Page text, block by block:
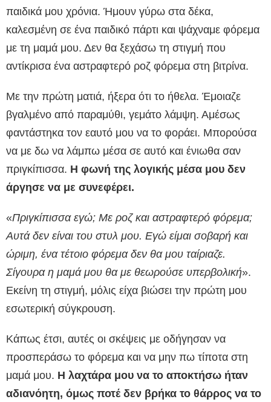
παιδικά μου χρόνια. Ήμουν γύρω στα δέκα,
καλεσμένη σε ένα παιδικό πάρτι και ψάχναμε φόρεμα
με τη μαμά μου. Δεν θα ξεχάσω τη στιγμή που
αντίκρισα ένα αστραφτερό ροζ φόρεμα στη βιτρίνα.
Με την πρώτη ματιά, ήξερα ότι το ήθελα. Έμοιαζε
βγαλμένο από παραμύθι, γεμάτο λάμψη. Αμέσως
φαντάστηκα τον εαυτό μου να το φοράει. Μπορούσα
να με δω να λάμπω μέσα σε αυτό και ένιωθα σαν
πριγκίπισσα. Η φωνή της λογικής μέσα μου δεν
άργησε να με συνεφέρει.
«Πριγκίπισσα εγώ; Με ροζ και αστραφτερό φόρεμα;
Αυτά δεν είναι του στυλ μου. Εγώ είμαι σοβαρή και
ώριμη, ένα τέτοιο φόρεμα δεν θα μου ταίριαζε.
Σίγουρα η μαμά μου θα με θεωρούσε υπερβολική».
Εκείνη τη στιγμή, μόλις είχα βιώσει την πρώτη μου
εσωτερική σύγκρουση.
Κάπως έτσι, αυτές οι σκέψεις με οδήγησαν να
προσπεράσω το φόρεμα και να μην πω τίποτα στη
μαμά μου. Η λαχτάρα μου να το αποκτήσω ήταν
αδιανόητη, όμως ποτέ δεν βρήκα το θάρρος να το